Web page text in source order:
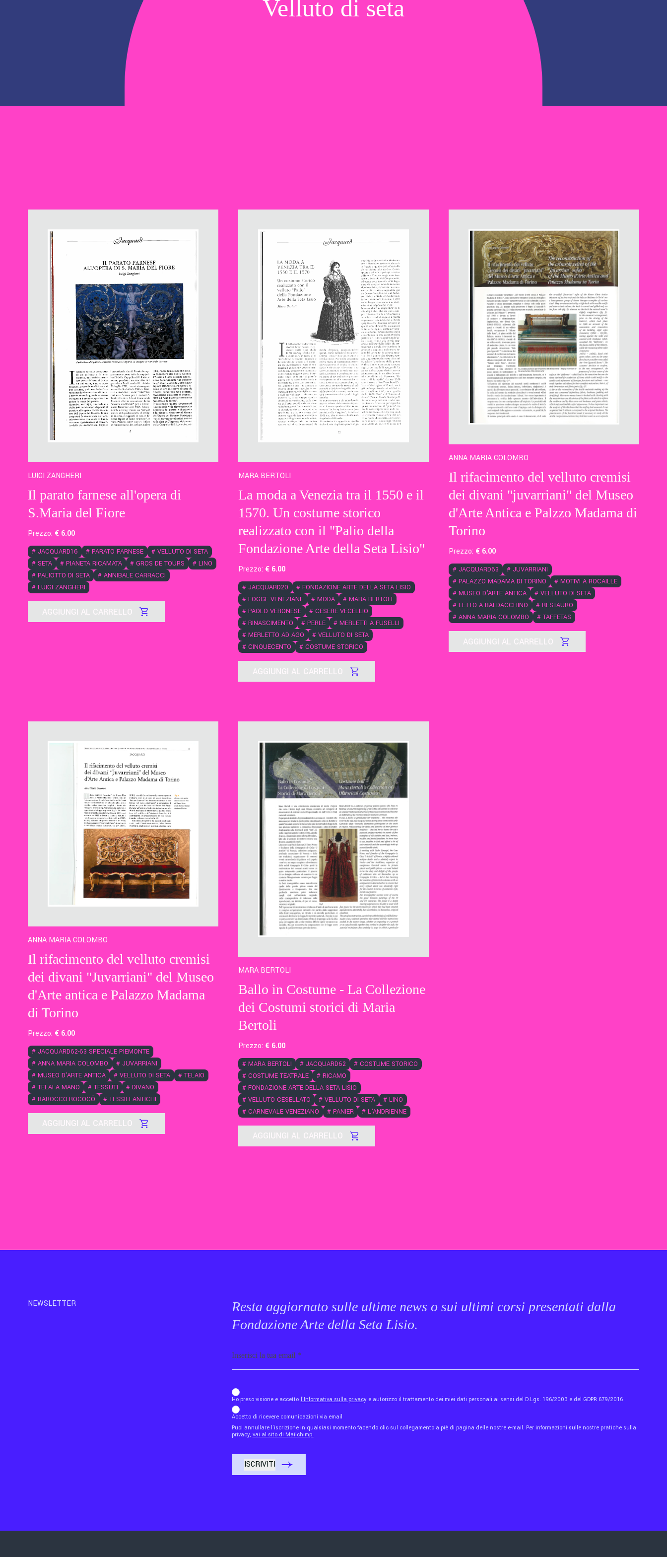
Velluto di seta
LUIGI ZANGHERI
Il parato farnese all'opera di
S.Maria del Fiore
Prezzo: € 6.00
# JACQUARD16 # PARATO FARNESE # VELLUTO DI SETA
# SETA # PIANETA RICAMATA # GROS DE TOURS # LINO
# PALIOTTO DI SETA # ANNIBALE CARRACCI
# LUIGI ZANGHERI
AGGIUNGI AL CARRELLO
MARA BERTOLI
La moda a Venezia tra il 1550 e il
1570. Un costume storico
realizzato con il "Palio della
Fondazione Arte della Seta Lisio"
Prezzo: € 6.00
# JACQUARD20 # FONDAZIONE ARTE DELLA SETA LISIO
# FOGGE VENEZIANE # MODA # MARA BERTOLI
# PAOLO VERONESE # CESERE VECELLIO
# RINASCIMENTO # PERLE # MERLETTI A FUSELLI
# MERLETTO AD AGO # VELLUTO DI SETA
# CINQUECENTO # COSTUME STORICO
AGGIUNGI AL CARRELLO
ANNA MARIA COLOMBO
Il rifacimento del velluto cremisi
dei divani "juvarriani" del Museo
d'Arte Antica e Palzzo Madama di
Torino
Prezzo: € 6.00
# JACQUARD63 # JUVARRIANI
# PALAZZO MADAMA DI TORINO # MOTIVI A ROCAILLE
# MUSEO D'ARTE ANTICA # VELLUTO DI SETA
# LETTO A BALDACCHINO # RESTAURO
# ANNA MARIA COLOMBO # TAFFETAS
AGGIUNGI AL CARRELLO
ANNA MARIA COLOMBO
Il rifacimento del velluto cremisi
dei divani "Juvarriani" del Museo
d'Arte antica e Palazzo Madama
di Torino
Prezzo: € 6.00
# JACQUARD62-63 SPECIALE PIEMONTE
# ANNA MARIA COLOMBO # JUVARRIANI
# MUSEO D'ARTE ANTICA # VELLUTO DI SETA # TELAIO
# TELAI A MANO # TESSUTI # DIVANO
# BAROCCO-ROCOCÒ # TESSILI ANTICHI
AGGIUNGI AL CARRELLO
MARA BERTOLI
Ballo in Costume - La Collezione
dei Costumi storici di Maria
Bertoli
Prezzo: € 6.00
# MARA BERTOLI # JACQUARD62 # COSTUME STORICO
# COSTUME TEATRALE # RICAMO
# FONDAZIONE ARTE DELLA SETA LISIO
# VELLUTO CESELLATO # VELLUTO DI SETA # LINO
# CARNEVALE VENEZIANO # PANIER # L'ANDRIENNE
AGGIUNGI AL CARRELLO
NEWSLETTER
Resta aggiornato sulle ultime news o sui ultimi corsi presentati dalla
Fondazione Arte della Seta Lisio.
b_b43a7bd9734c7124b3be52921_1911023b36
Ho preso visione e accetto l'Informativa sulla privacy e autorizzo il trattamento dei miei dati personali ai sensi del D.Lgs. 196/2003 e del GDPR 679/2016
Accetto di ricevere comunicazioni via email
Puoi annullare l'iscrizione in qualsiasi momento facendo clic sul collegamento a piè di pagina delle nostre e-mail. Per informazioni sulle nostre pratiche sulla
privacy, vai al sito di Mailchimp.